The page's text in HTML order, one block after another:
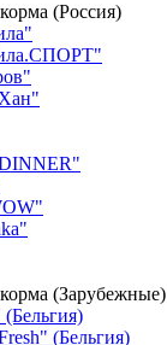
(Россия)
(Зарубежные)
(Бельгия)